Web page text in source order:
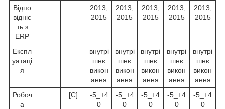
Відпо
відніс
ть з
ERP
2013;
2015
2013;
2015
2013;
2015
2013;
2015
2013;
2015
Експл
уатаці
я
внутрі
шнє
викон
ання
внутрі
шнє
викон
ання
внутрі
шнє
викон
ання
внутрі
шнє
викон
ання
внутрі
шнє
викон
ання
Робоч
а
[C]
-5_+4
0
-5_+4
0
-5_+4
0
-5_+4
0
-5_+4
0